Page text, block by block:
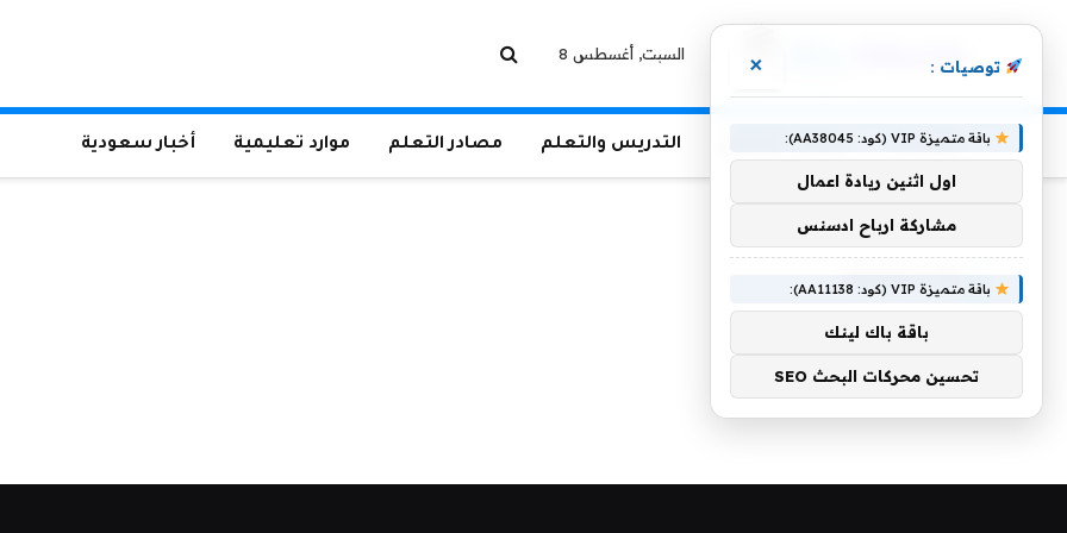
السبت, أغسطس 8
الرئيسية منوعات التعليم التدريس والتعلم مصادر التعلم موارد تعليمية أخبار سعودية
BIENALSUR
توصيات : ×
باقة متميزة VIP (كود: AA38045):
اول اثنين ريادة اعمال
مشاركة ارباح ادسنس
باقة متميزة VIP (كود: AA11138):
باقة باك لينك
تحسين محركات البحث SEO